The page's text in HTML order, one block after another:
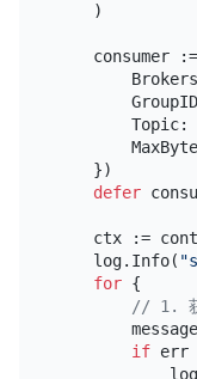
    )
consumer
Topic:
    })
defer
ctx :=
    log.Info(
for {
// 1.
if err